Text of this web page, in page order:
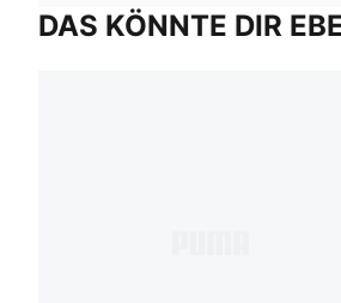
DAS KÖNNTE DIR